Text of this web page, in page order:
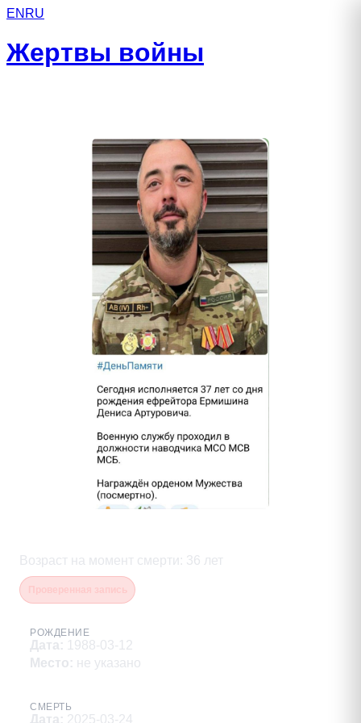
EN RU
Жертвы войны
Возраст на момент смерти : 36 лет
РОЖДЕНИЕ
Дата: 1988-03-12
Место: не указано
СМЕРТЬ
Дата: 2025-03-24